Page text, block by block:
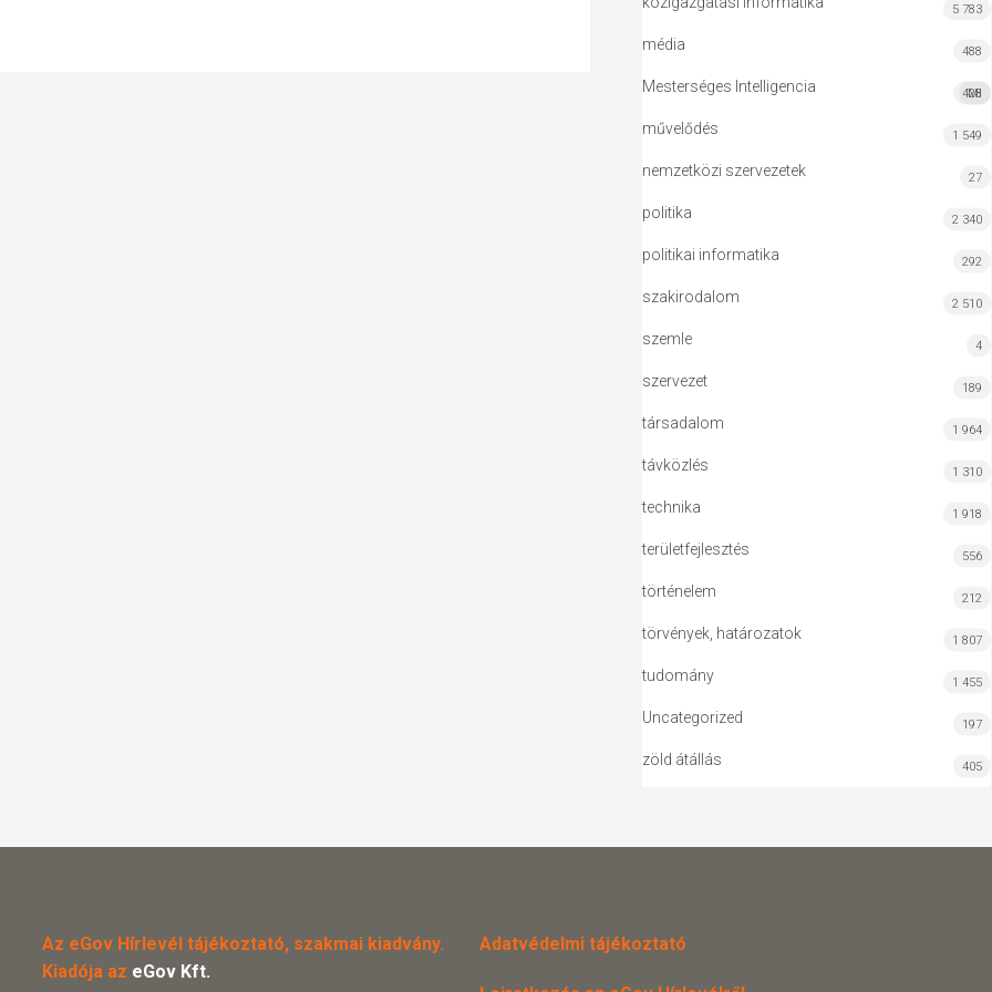
5 783
média 488
Mesterséges Intelligencia MI
428
művelődés 1 549
nemzetközi szervezetek 27
politika 2 340
politikai informatika 292
szakirodalom 2 510
szemle 4
szervezet 189
társadalom 1 964
távközlés 1 310
technika 1 918
területfejlesztés 556
történelem 212
törvények, határozatok 1 807
tudomány 1 455
Uncategorized 197
zöld átállás 405
Az eGov Hírlevél tájékoztató, szakmai kiadvány.
Kiadója az eGov Kft.
Adatvédelmi tájékoztató